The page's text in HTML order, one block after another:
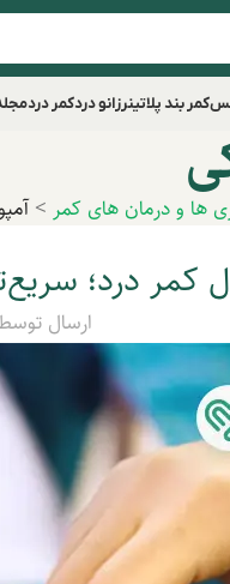
کمر بند پلاتینرزانو دردکمر درد
ها و درمان های کمر >
کمر درد؛
ارسال